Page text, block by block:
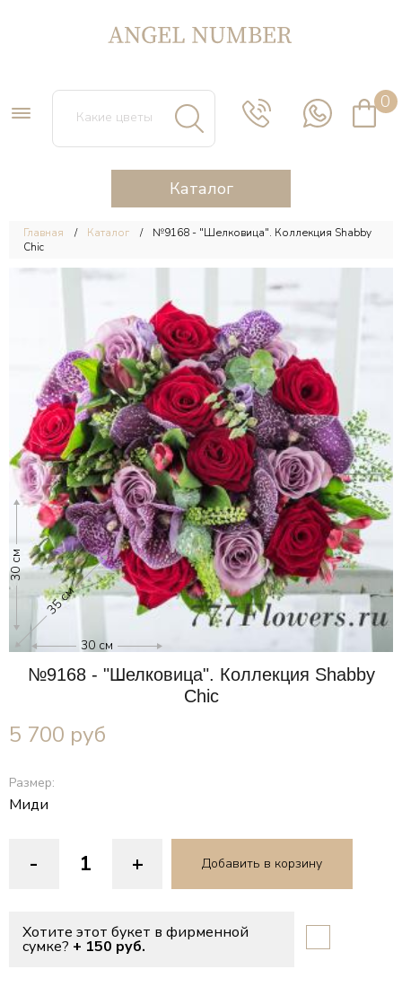
0
Каталог
Главная Каталог
№9168 - "Шелковица". Коллекция Shabby
Chic
30 см
35 см
30 см
№9168 - "Шелковица". Коллекция Shabby
Chic
5 700 руб
Размер:
Миди
- + Добавить в корзину
Хотите этот букет в фирменной
сумке? + 150 руб.